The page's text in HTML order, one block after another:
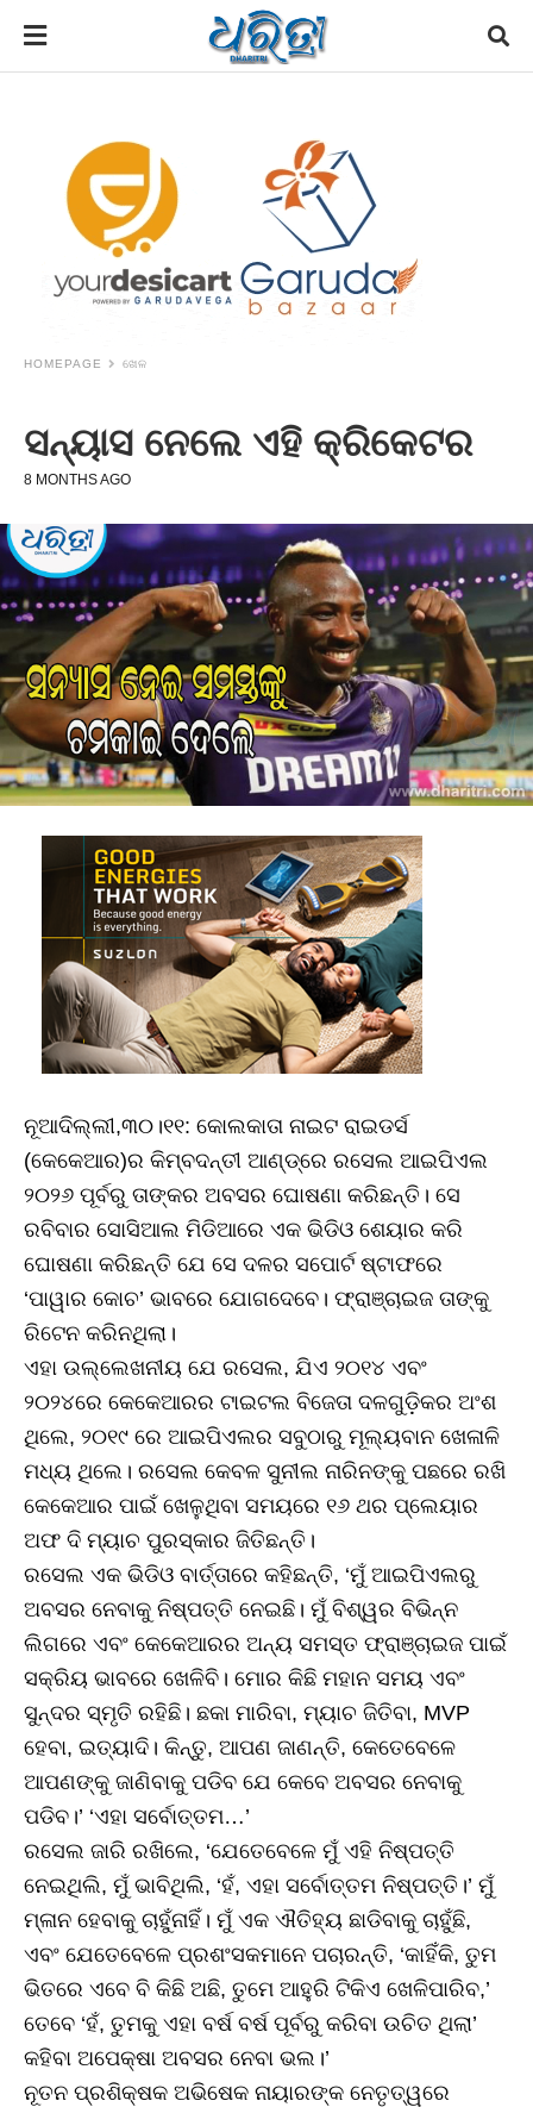
HOMEPAGE ଖେଳ
ସନ୍ୟାସ ନେଲେ ଏହି କ୍ରିକେଟର
8 MONTHS AGO
ନୂଆଦିଲ୍ଲୀ,୩୦।୧୧: କୋଲକାତା ନାଇଟ ରାଇଡର୍ସ
(କେକେଆର)ର କିମ୍ବଦନ୍ତୀ ଆଣ୍ଡ୍ରେ ରସେଲ ଆଇପିଏଲ
୨୦୨୬ ପୂର୍ବରୁ ତାଙ୍କର ଅବସର ଘୋଷଣା କରିଛନ୍ତି। ସେ
ରବିବାର ସୋସିଆଲ ମିଡିଆରେ ଏକ ଭିଡିଓ ଶେୟାର କରି
ଘୋଷଣା କରିଛନ୍ତି ଯେ ସେ ଦଳର ସପୋର୍ଟ ଷ୍ଟାଫରେ
‘ପାୱାର କୋଚ’ ଭାବରେ ଯୋଗଦେବେ। ଫ୍ରାଞ୍ଚାଇଜ ତାଙ୍କୁ
ରିଟେନ କରିନଥିଲା।
ଏହା ଉଲ୍ଲେଖନୀୟ ଯେ ରସେଲ, ଯିଏ ୨୦୧୪ ଏବଂ
୨୦୨୪ରେ କେକେଆରର ଟାଇଟଲ ବିଜେତା ଦଳଗୁଡ଼ିକର ଅଂଶ
ଥିଲେ, ୨୦୧୯ ରେ ଆଇପିଏଲର ସବୁଠାରୁ ମୂଲ୍ୟବାନ ଖେଳାଳି
ମଧ୍ୟ ଥିଲେ। ରସେଲ କେବଳ ସୁନୀଲ ନାରିନଙ୍କୁ ପଛରେ ରଖି
କେକେଆର ପାଇଁ ଖେଳୁଥିବା ସମୟରେ ୧୬ ଥର ପ୍ଲେୟାର
ଅଫ ଦି ମ୍ୟାଚ ପୁରସ୍କାର ଜିତିଛନ୍ତି।
ରସେଲ ଏକ ଭିଡିଓ ବାର୍ତ୍ତାରେ କହିଛନ୍ତି, ‘ମୁଁ ଆଇପିଏଲରୁ
ଅବସର ନେବାକୁ ନିଷ୍ପତ୍ତି ନେଇଛି। ମୁଁ ବିଶ୍ୱର ବିଭିନ୍ନ
ଲିଗରେ ଏବଂ କେକେଆରର ଅନ୍ୟ ସମସ୍ତ ଫ୍ରାଞ୍ଚାଇଜ ପାଇଁ
ସକ୍ରିୟ ଭାବରେ ଖେଳିବି। ମୋର କିଛି ମହାନ ସମୟ ଏବଂ
ସୁନ୍ଦର ସ୍ମୃତି ରହିଛି। ଛକା ମାରିବା, ମ୍ୟାଚ ଜିତିବା, MVP
ହେବା, ଇତ୍ୟାଦି। କିନ୍ତୁ, ଆପଣ ଜାଣନ୍ତି, କେତେବେଳେ
ଆପଣଙ୍କୁ ଜାଣିବାକୁ ପଡିବ ଯେ କେବେ ଅବସର ନେବାକୁ
ପଡିବ।’ ‘ଏହା ସର୍ବୋତ୍ତମ…’
ରସେଲ ଜାରି ରଖିଲେ, ‘ଯେତେବେଳେ ମୁଁ ଏହି ନିଷ୍ପତ୍ତି
ନେଇଥିଲି, ମୁଁ ଭାବିଥିଲି, ‘ହଁ, ଏହା ସର୍ବୋତ୍ତମ ନିଷ୍ପତ୍ତି।’ ମୁଁ
ମ୍ଳାନ ହେବାକୁ ଚାହୁଁନାହିଁ। ମୁଁ ଏକ ଐତିହ୍ୟ ଛାଡିବାକୁ ଚାହୁଁଛି,
ଏବଂ ଯେତେବେଳେ ପ୍ରଶଂସକମାନେ ପଚାରନ୍ତି, ‘କାହିଁକି, ତୁମ
ଭିତରେ ଏବେ ବି କିଛି ଅଛି, ତୁମେ ଆହୁରି ଟିକିଏ ଖେଳିପାରିବ,’
ତେବେ ‘ହଁ, ତୁମକୁ ଏହା ବର୍ଷ ବର୍ଷ ପୂର୍ବରୁ କରିବା ଉଚିତ ଥିଲା’
କହିବା ଅପେକ୍ଷା ଅବସର ନେବା ଭଲ।’
ନୂତନ ପ୍ରଶିକ୍ଷକ ଅଭିଷେକ ନାୟାରଙ୍କ ନେତୃତ୍ୱରେ